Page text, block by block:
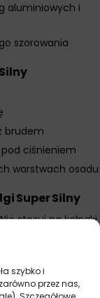
szybko i
przez nas,
aluminiowych i
szorowania
brudem
ciśnieniem
warstwach osadu
Super Silny
stosuj na kołpaki,
proszkowo bez
na feldze. Nigdy
po jeździe.
dla skóry.